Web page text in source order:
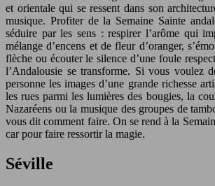
et orientale qui se ressent dans son
musique. Profiter de la Semaine Sainte
séduire par les sens : respirer l’arôme qui
mélange d’encens et de fleur d’oranger,
flèche ou écouter le silence d’une foule
l’Andalousie se transforme. Si vous voulez
personne les images d’une grande richesse
les rues parmi les lumières des bougies, la
Nazaréens ou la musique des groupes de
vous dit comment faire. On se rend à la
car pour faire ressortir la magie.
Séville